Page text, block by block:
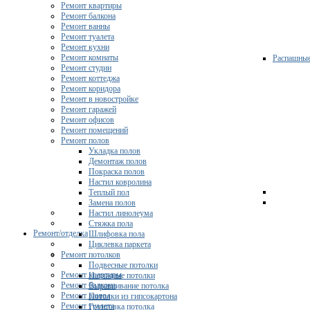
Ремонт/отделка
Ремонт квартиры
Ремонт балкона
Ремонт ванны
Ремонт туалета
Ремонт квартиры
Ремонт балкона
Ремонт ванны
Ремонт туалета
Ремонт кухни
Ремонт комнаты
Ремонт студии
Ремонт коттеджа
Ремонт коридора
Ремонт в новостройке
Ремонт гаражей
Ремонт офисов
Ремонт помещений
Ремонт полов
Укладка полов
Демонтаж полов
Покраска полов
Настил ковролина
Теплый пол
Замена полов
Настил линолеума
Стяжка пола
Шлифовка пола
Циклевка паркета
Ремонт потолков
Подвесные потолки
Натяжные потолки
Выравнивание потолка
Потолки из гипсокартона
Грунтовка потолка